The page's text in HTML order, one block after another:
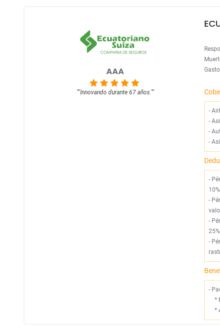
AAA
""Innovando durante 67 años.""
-
-
-
-
-
-
-
-
-
*
*